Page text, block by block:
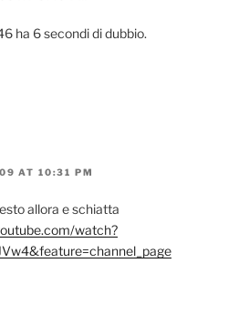
ha 6 secondi di dubbio.
AT 10:31 PM
allora e schiatta
watch?